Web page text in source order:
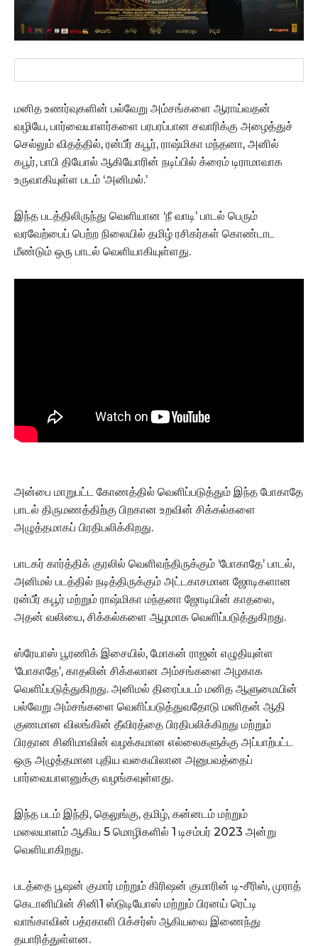
மனித உணர்வுகளின் பல்வேறு அம்சங்களை ஆராய்வதன்
வழியே, பார்வையாளர்களை பரபரப்பான சவாரிக்கு அழைத்துச்
செல்லும் விதத்தில், ரன்பீர் கபூர், ராஷ்மிகா மந்தனா, அனில்
கபூர், பாபி தியோல் ஆகியோரின் நடிப்பில் க்ரைம் டிராமாவாக
உருவாகியுள்ள படம் ‘அனிமல்.’
இந்த படத்திலிருந்து வெளியான ‘நீ வாடி’ பாடல் பெரும்
வரவேற்பைப் பெற்ற நிலையில் தமிழ் ரசிகர்கள் கொண்டாட
மீண்டும் ஒரு பாடல் வெளியாகியுள்ளது.
அன்பை மாறுபட்ட கோணத்தில் வெளிப்படுத்தும் இந்த போகாதே
பாடல் திருமணத்திற்கு பிறகான உறவின் சிக்கல்களை
அழுத்தமாகப் பிரதிபலிக்கிறது.
பாடகர் கார்த்திக் குரலில் வெளிவந்திருக்கும் ‘போகாதே’ பாடல்,
அனிமல் படத்தில் நடித்திருக்கும் அட்டகாசமான ஜோடிகளான
ரன்பீர் கபூர் மற்றும் ராஷ்மிகா மந்தனா ஜோடியின் காதலை,
அதன் வலியை, சிக்கல்களை ஆழமாக வெளிப்படுத்துகிறது.
ஸ்ரேயாஸ் பூரணிக் இசையில், மோகன் ராஜன் எழுதியுள்ள
‘போகாதே’, காதலின் சிக்கலான அம்சங்களை அழகாக
வெளிப்படுத்துகிறது. அனிமல் திரைப்படம் மனித ஆளுமையின்
பல்வேறு அம்சங்களை வெளிப்படுத்துவதோடு மனிதன் ஆதி
குணமான விலங்கின் தீவிரத்தை பிரதிபலிக்கிறது மற்றும்
பிரதான சினிமாவின் வழக்கமான எல்லைகளுக்கு அப்பாற்பட்ட
ஒரு அழுத்தமான புதிய வகையிலான அனுபவத்தைப்
பார்வையாளனுக்கு வழங்கவுள்ளது.
இந்த படம் இந்தி, தெலுங்கு, தமிழ், கன்னடம் மற்றும்
மலையாளம் ஆகிய 5 மொழிகளில் 1 டிசம்பர் 2023 அன்று
வெளியாகிறது.
படத்தை பூஷன் குமார் மற்றும் கிரிஷன் குமாரின் டி-சீரிஸ், முராத்
கெடானியின் சினி1 ஸ்டுடியோஸ் மற்றும் பிரனய் ரெட்டி
வாங்காவின் பத்ரகாளி பிக்சர்ஸ் ஆகியவை இணைந்து
தயாரித்துள்ளன.